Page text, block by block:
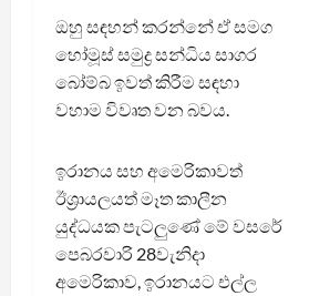
ඔහු සඳහන් කරන්නේ ඒ සමග
හෝමූස් සමුද්‍ර සන්ධිය සාගර
බෝම්බ ඉවත් කිරීම සඳහා
වහාම විවෘත වන බවය.
ඉරානය සහ අමෙරිකාවත්
ඊශ්‍රායලයත් මෑත කාලීන
යුද්ධයක පැටලුණේ මේ වසරේ
පෙබරවාරි 28වැනිදා
අමෙරිකාව, ඉරානයට එල්ල